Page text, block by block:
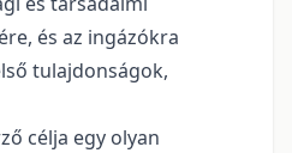
és az ingázókra
tulajdonságok,
célja egy olyan